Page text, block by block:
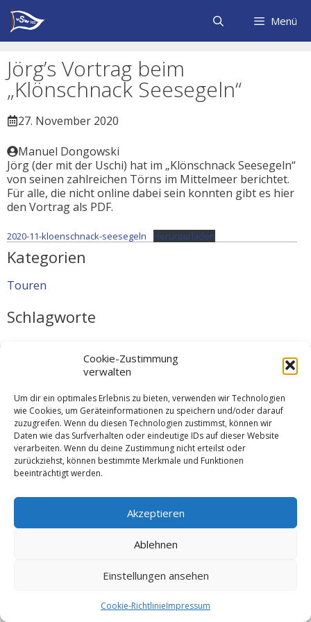
Cookie-Zustimmung
verwalten
Um dir ein optimales Erlebnis zu bieten, verwenden wir Technologien
wie Cookies, um Geräteinformationen zu speichern und/oder darauf
zuzugreifen. Wenn du diesen Technologien zustimmst, können wir
Daten wie das Surfverhalten oder eindeutige IDs auf dieser Website
verarbeiten. Wenn du deine Zustimmung nicht erteilst oder
zurückziehst, können bestimmte Merkmale und Funktionen
beeinträchtigt werden.
Akzeptieren
Ablehnen
Einstellungen ansehen
Cookie-RichtlinieImpressum
Zum
Inhalt
springen
Menü
Jörg’s Vortrag beim
„Klönschnack Seesegeln“
27. November 2020
Manuel Dongowski
Jörg (der mit der Uschi) hat im „Klönschnack Seesegeln“
von seinen zahlreichen Törns im Mittelmeer berichtet.
Für alle, die nicht online dabei sein konnten gibt es hier
den Vortrag als PDF.
2020-11-kloenschnack-seesegeln Herunterladen
Kategorien
Touren
Schlagworte
© 2026 VSW Segeln -